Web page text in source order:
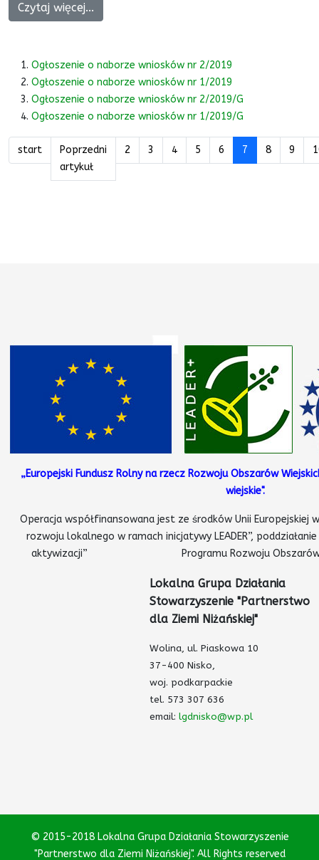
Czytaj więcej...
Ogłoszenie o naborze wniosków nr 2/2019
Ogłoszenie o naborze wniosków nr 1/2019
Ogłoszenie o naborze wniosków nr 2/2019/G
Ogłoszenie o naborze wniosków nr 1/2019/G
start
Poprzedni
artykuł
2 3 4 5 6 7 8 9
„Europejski Fundusz Rolny na rzecz Rozwoju Obszarów
wiejskie".
Operacja współfinansowana jest ze środków Unii Europejskiej
rozwoju lokalnego w ramach inicjatywy LEADER”,
aktywizacji” Programu Rozwoju Obszarów
Lokalna Grupa Działania
Stowarzyszenie "Partnerstwo
dla Ziemi Niżańskiej"
Wolina, ul. Piaskowa 10
37-400 Nisko,
woj. podkarpackie
tel. 573 307 636
email: lgdnisko@wp.pl
© 2015-2018 Lokalna Grupa Działania Stowarzyszenie
"Partnerstwo dla Ziemi Niżańskiej". All Rights reserved